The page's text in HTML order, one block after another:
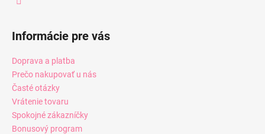
Informácie pre vás
Doprava a platba
Prečo nakupovať u nás
Časté otázky
Vrátenie tovaru
Spokojné zákazníčky
Bonusový program